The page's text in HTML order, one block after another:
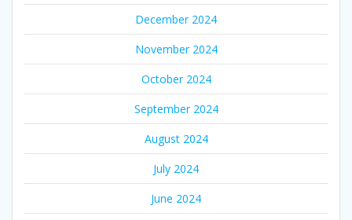
December 2024
November 2024
October 2024
September 2024
August 2024
July 2024
June 2024